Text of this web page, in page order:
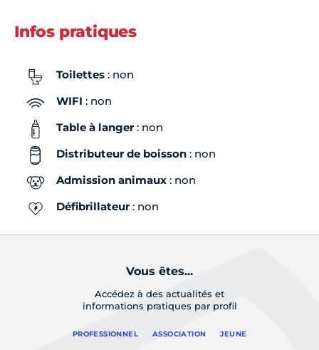
Infos pratiques
Toilettes : non
WIFI : non
Table à langer: non
Distributeur de boisson : non
Admission animaux : non
Défibrillateur: non
Vous êtes...
Accédez à des actualités et
informations pratiques par profil
PROFESSIONNEL ASSOCIATION JEUNE